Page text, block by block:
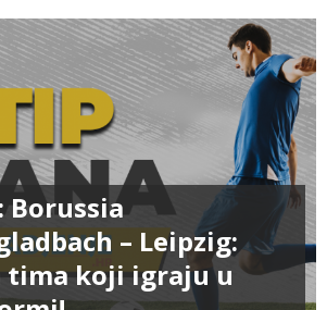
Borussia
– Leipzig:
tima koji igraju u